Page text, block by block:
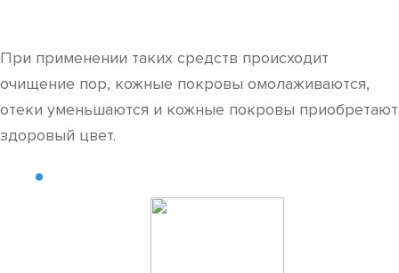
При применении таких средств происходит
очищение пор, кожные покровы омолаживаются,
отеки уменьшаются и кожные покровы приобретают
здоровый цвет.